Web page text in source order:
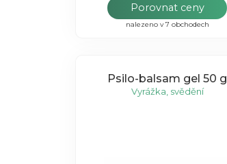
Porovnat ceny
nalezeno v 7 obchodech
Psilo-balsam gel 50 g
Vyrážka, svědění